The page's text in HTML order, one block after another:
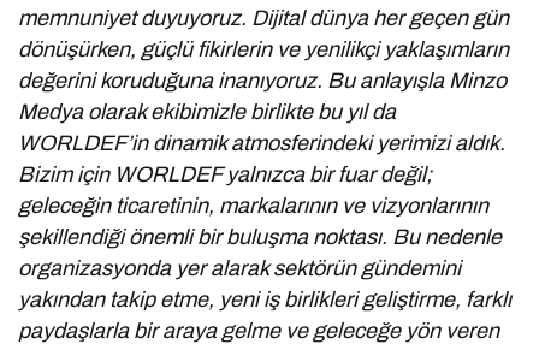
memnuniyet duyuyoruz. Dijital dünya her geçen gün
dönüşürken, güçlü fikirlerin ve yenilikçi yaklaşımların
değerini koruduğuna inanıyoruz. Bu anlayışla Minzo
Medya olarak ekibimizle birlikte bu yıl da
WORLDEF’in dinamik atmosferindeki yerimizi aldık.
Bizim için WORLDEF yalnızca bir fuar değil;
geleceğin ticaretinin, markalarının ve vizyonlarının
şekillendiği önemli bir buluşma noktası. Bu nedenle
organizasyonda yer alarak sektörün gündemini
yakından takip etme, yeni iş birlikleri geliştirme, farklı
paydaşlarla bir araya gelme ve geleceğe yön veren